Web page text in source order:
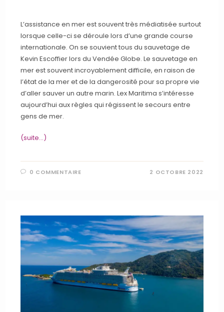
L’assistance en mer est souvent très médiatisée surtout
lorsque celle-ci se déroule lors d’une grande course
internationale. On se souvient tous du sauvetage de
Kevin Escoffier lors du Vendée Globe. Le sauvetage en
mer est souvent incroyablement difficile, en raison de
l’état de la mer et de la dangerosité pour sa propre vie
d’aller sauver un autre marin. Lex Maritima s’intéresse
aujourd’hui aux règles qui régissent le secours entre
gens de mer.
(suite…)
0 COMMENTAIRE 2 OCTOBRE 2022